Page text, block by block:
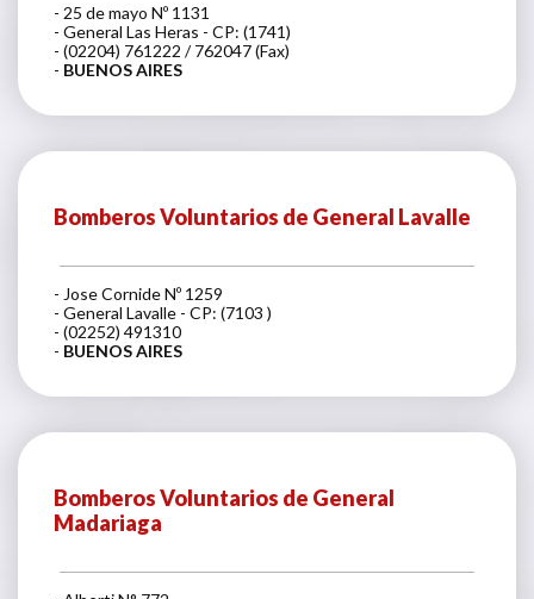
- 25 de mayo Nº 1131
- General Las Heras - CP: (1741)
- (02204) 761222 / 762047 (Fax)
- BUENOS AIRES
Bomberos Voluntarios de General Lavalle
- Jose Cornide Nº 1259
- General Lavalle - CP: (7103 )
- (02252) 491310
- BUENOS AIRES
Bomberos Voluntarios de General
Madariaga